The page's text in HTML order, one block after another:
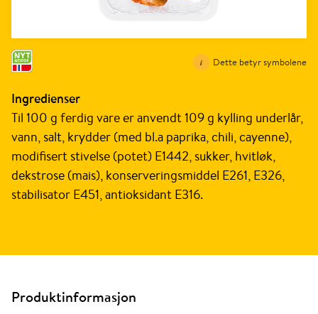
Dette betyr symbolene
Ingredienser
Til 100 g ferdig vare er anvendt 109 g kylling underlår,
vann, salt, krydder (med bl.a paprika, chili, cayenne),
modifisert stivelse (potet) E1442, sukker, hvitløk,
dekstrose (mais), konserveringsmiddel E261, E326,
stabilisator E451, antioksidant E316.
Produktinformasjon